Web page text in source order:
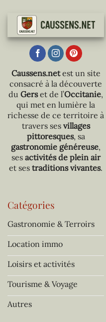
Caussens.netest un site
consacré à la découverte
du Gerset de l’Occitanie,
qui met en lumière la
richesse de ce territoire à
travers ses villages
pittoresques, sa
gastronomie généreuse,
ses activités de plein air
et ses traditions vivantes.
Catégories
Gastronomie & Terroirs
Location immo
Loisirs et activités
Tourisme & Voyage
Autres